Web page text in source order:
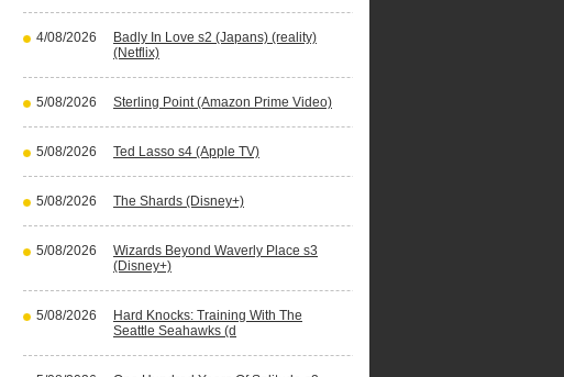
4/08/2026
Badly In Love s2 (Japans) (reality)
(Netflix)
5/08/2026 Sterling Point (Amazon Prime Video)
5/08/2026 Ted Lasso s4 (Apple TV)
5/08/2026 The Shards (Disney+)
5/08/2026
Wizards Beyond Waverly Place s3
(Disney+)
5/08/2026
Hard Knocks: Training With The
Seattle Seahawks (d